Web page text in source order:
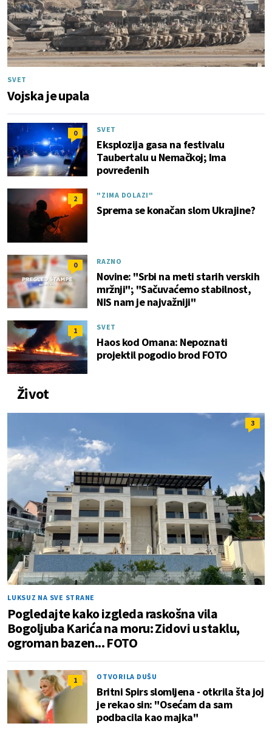
SVET
Vojska je upala
0 SVET
Eksplozija gasa na festivalu
Taubertalu u Nemačkoj; Ima
povređenih
2 "ZIMA DOLAZI"
Sprema se konačan slom Ukrajine?
0 RAZNO
Novine: "Srbi na meti starih verskih
mržnji"; "Sačuvaćemo stabilnost,
NIS nam je najvažniji"
1 SVET
Haos kod Omana: Nepoznati
projektil pogodio brod FOTO
Život
3
LUKSUZ NA SVE STRANE
Pogledajte kako izgleda raskošna vila
Bogoljuba Karića na moru: Zidovi u staklu,
ogroman bazen... FOTO
1 OTVORILA DUŠU
Britni Spirs slomljena - otkrila šta joj
je rekao sin: "Osećam da sam
podbacila kao majka"